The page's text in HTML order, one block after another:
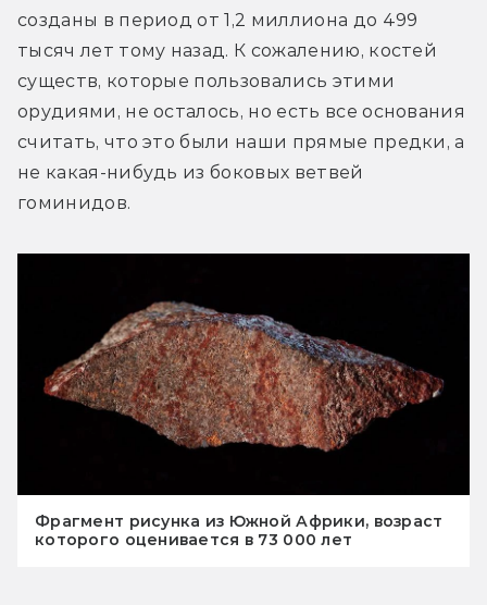
созданы в период от 1,2 миллиона до 499
тысяч лет тому назад. К сожалению, костей
существ, которые пользовались этими
орудиями, не осталось, но есть все основания
считать, что это были наши прямые предки, а
не какая-нибудь из боковых ветвей
гоминидов.
Фрагмент рисунка из Южной Африки, возраст
которого оценивается в 73 000 лет